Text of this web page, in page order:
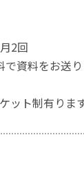
2回
資料をお送
ット制有りま